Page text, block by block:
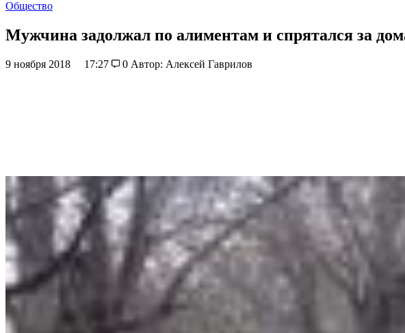
Общество
Мужчина задолжал по алиментам и спрятался за
9 ноября 2018 17:27 0 Автор: Алексей Гаврилов